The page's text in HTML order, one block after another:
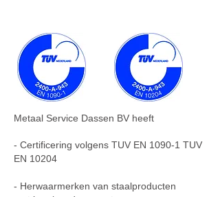
Metaal Service Dassen BV heeft
- Certificering volgens TUV EN 1090-1 TUV
EN 10204
- Herwaarmerken van staalproducten